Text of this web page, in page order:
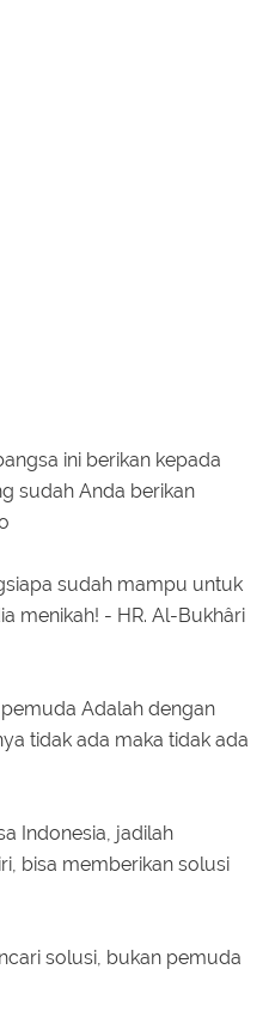
ini berikan kepada
sudah Anda berikan
sudah mampu untuk
menikah! - HR. Al-Bukhâri
Adalah dengan
tidak ada maka tidak ada
Indonesia, jadilah
bisa memberikan solusi
solusi, bukan pemuda